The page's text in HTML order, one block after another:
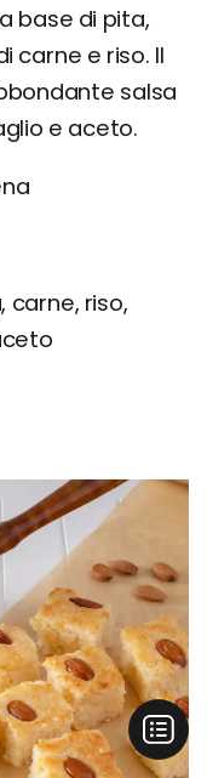
base di pita,
carne e riso. Il
salsa
e aceto.
carne, riso,